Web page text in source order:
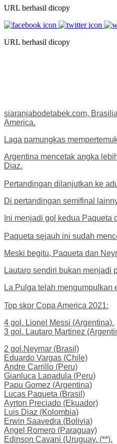
URL berhasil dicopy
URL berhasil dicopy
siaranjabodetabek.com,
America.
Laga pamungkas
Argentina mencetak angka
Diaz.
Pertandingan dilanjutkan ke
Di pertandingan semifinal
Ini menjadi gol kedua
Paqueta sejauh ini sudah
Meski begitu, Paqueta dan
Lautaro sendiri bukan menjadi
La Pulga telah mengumpulkan
Top skor Copa America 2021:
4 gol. Lionel Messi (Argentina).
3 gol. Lautaro Martinez
2 gol.Neymar (Brasil)
Eduardo Vargas (Chile)
Andre Carrillo (Peru)
Gianluca Lapadula (Peru)
Papu Gomez (Argentina)
Lucas Paqueta (Brasil)
Ayrton Preciado (Ekuador)
Luis Diaz (Kolombia)
Erwin Saavedra (Bolivia)
Angel Romero (Paraguay)
Edinson Cavani (Uruguay. (**).